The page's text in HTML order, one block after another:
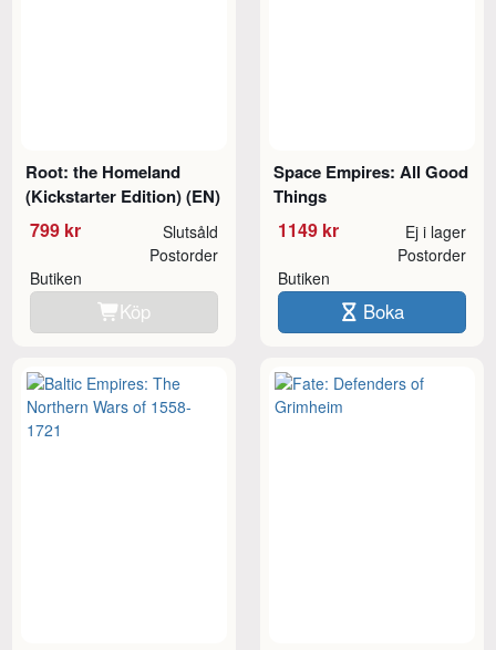
Root: the Homeland
(Kickstarter Edition) (EN)
799 kr Slutsåld
Butiken
Postorder
Köp
Space Empires: All Good
Things
1149 kr Ej i lager
Butiken
Postorder
Boka